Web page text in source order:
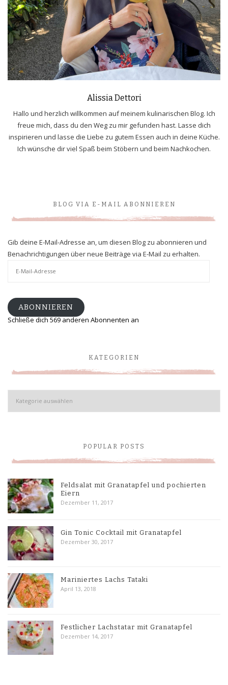
Alissia Dettori
Hallo und herzlich willkommen auf meinem kulinarischen Blog. Ich
freue mich, dass du den Weg zu mir gefunden hast. Lasse dich
inspirieren und lasse die Liebe zu gutem Essen auch in deine Küche.
Ich wünsche dir viel Spaß beim Stöbern und beim Nachkochen.
BLOG VIA E-MAIL ABONNIEREN
Gib deine E-Mail-Adresse an, um diesen Blog zu abonnieren und
Benachrichtigungen über neue Beiträge via E-Mail zu erhalten.
ABONNIEREN
Schließe dich 569 anderen Abonnenten an
KATEGORIEN
Kategorien
POPULAR POSTS
Feldsalat mit Granatapfel und pochierten
Eiern
Dezember 11, 2017
Gin Tonic Cocktail mit Granatapfel
Dezember 30, 2017
Mariniertes Lachs Tataki
April 13, 2018
Festlicher Lachstatar mit Granatapfel
Dezember 14, 2017